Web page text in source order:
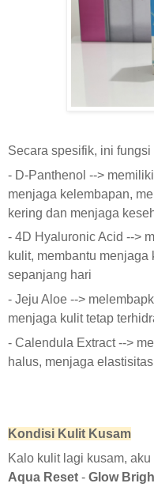
Secara spesifik, ini
- D-Panthenol -->
menjaga kelembapan,
kering dan menjaga
- 4D Hyaluronic Acid -->
kulit, membantu
sepanjang hari
- Jeju Aloe -->
menjaga kulit tetap
- Calendula Extract -->
halus, menjaga
Kondisi Kulit Kusam
Kalo kulit lagi kusam,
Aqua Reset - Glow